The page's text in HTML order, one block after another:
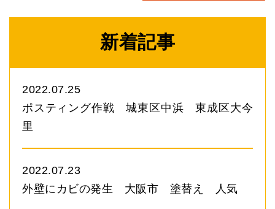
新着記事
2022.07.25
ポスティング作戦 城東区中浜 東成区大今
里
2022.07.23
外壁にカビの発生 大阪市 塗替え 人気